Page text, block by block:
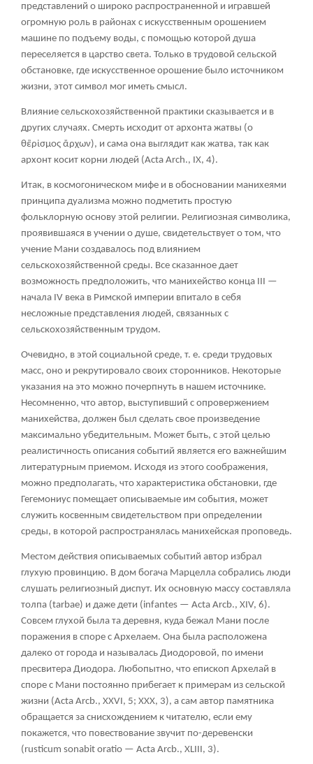
представлений о широко распространенной и игравшей
огромную роль в районах с искусственным орошением
машине по подъему воды, с помощью которой душа
переселяется в царство света. Только в трудовой сельской
обстановке, где искусственное орошение было источником
жизни, этот символ мог иметь смысл.
Влияние сельскохозяйственной практики сказывается и в
других случаях. Смерть исходит от архонта жатвы (ο
θἒρἰσμος ἄρχων), и сама она выглядит как жатва, так как
архонт косит корни людей (Acta Arch., IX, 4).
Итак, в космогоническом мифе и в обосновании манихеями
принципа дуализма можно подметить простую
фольклорную основу этой религии. Религиозная символика,
проявившаяся в учении о душе, свидетельствует о том, что
учение Мани создавалось под влиянием
сельскохозяйственной среды. Все сказанное дает
возможность предположить, что манихейство конца III —
начала IV века в Римской империи впитало в себя
несложные представления людей, связанных с
сельскохозяйственным трудом.
Очевидно, в этой социальной среде, т. е. среди трудовых
масс, оно и рекрутировало своих сторонников. Некоторые
указания на это можно почерпнуть в нашем источнике.
Несомненно, что автор, выступивший с опровержением
манихейства, должен был сделать свое произведение
максимально убедительным. Может быть, с этой целью
реалистичность описания событий является его важнейшим
литературным приемом. Исходя из этого соображения,
можно предполагать, что характеристика обстановки, где
Гегемониус помещает описываемые им события, может
служить косвенным свидетельством при определении
среды, в которой распространялась манихейская проповедь.
Местом действия описываемых событий автор избрал
глухую провинцию. В дом богача Марцелла собрались люди
слушать религиозный диспут. Их основную массу составляла
толпа (tarbae) и даже дети (infantes — Acta Arcb., XIV, 6).
Совсем глухой была та деревня, куда бежал Мани после
поражения в споре с Архелаем. Она была расположена
далеко от города и называлась Диодоровой, по имени
пресвитера Диодора. Любопытно, что епископ Архелай в
споре с Мани постоянно прибегает к примерам из сельской
жизни (Acta Arcb., XXVI, 5; XXX, 3), а сам автор памятника
обращается за снисхождением к читателю, если ему
покажется, что повествование звучит по-деревенски
(rusticum sonabit oratio — Acta Arcb., XLIII, 3).